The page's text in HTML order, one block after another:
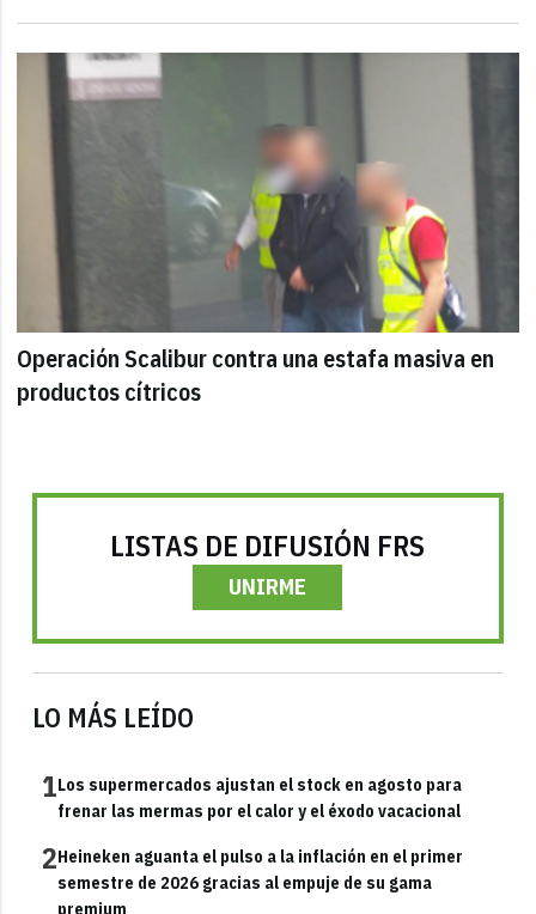
Operación Scalibur contra una estafa masiva en
productos cítricos
LISTAS DE DIFUSIÓN FRS
UNIRME
LO MÁS LEÍDO
1Los supermercados ajustan el stock en agosto para
frenar las mermas por el calor y el éxodo vacacional
2Heineken aguanta el pulso a la inflación en el primer
semestre de 2026 gracias al empuje de su gama
premium